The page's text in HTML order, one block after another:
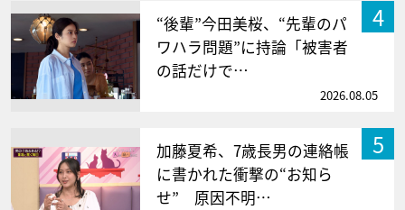
4
“後輩”今田美桜、“先輩のパ
ワハラ問題”に持論「被害者
の話だけで…
2026.08.05
5
加藤夏希、7歳長男の連絡帳
に書かれた衝撃の“お知ら
せ” 原因不明…